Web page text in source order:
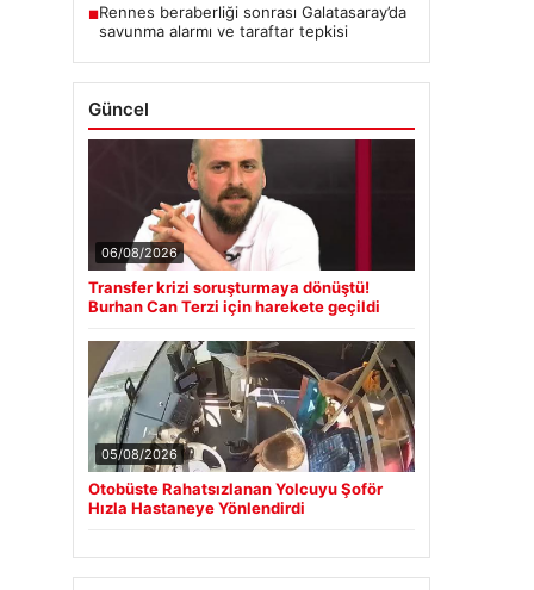
■Rennes beraberliği sonrası Galatasaray’da
savunma alarmı ve taraftar tepkisi
Güncel
06/08/2026
Transfer krizi soruşturmaya dönüştü!
Burhan Can Terzi için harekete geçildi
05/08/2026
Otobüste Rahatsızlanan Yolcuyu Şoför
Hızla Hastaneye Yönlendirdi